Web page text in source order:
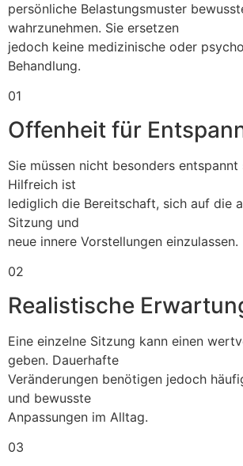
persönliche Belastungsmuster
wahrzunehmen. Sie ersetzen
jedoch keine medizinische oder
Behandlung.
01
Offenheit für
Sie müssen nicht besonders entspannt
Hilfreich ist
lediglich die Bereitschaft, sich auf die
Sitzung und
neue innere Vorstellungen einzulassen.
02
Realistische
Eine einzelne Sitzung kann einen
geben. Dauerhafte
Veränderungen benötigen jedoch
und bewusste
Anpassungen im Alltag.
03